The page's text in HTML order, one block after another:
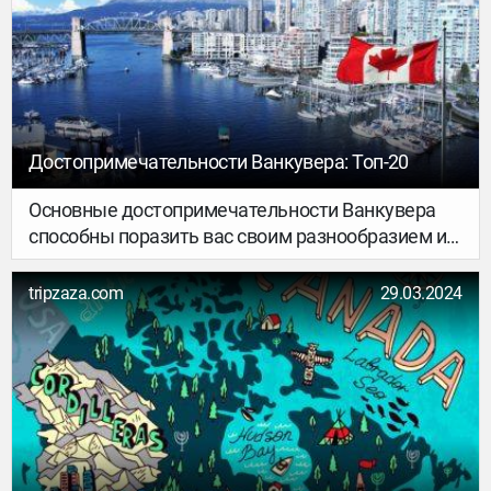
ознакомиться с рейтингом местных красот.
Достопримечательности Ванкувера: Топ-20
Основные достопримечательности Ванкувера
способны поразить вас своим разнообразием и
красотой. Поэтому перед тем, как отправиться в
путешествие, вам стоит решить, что посмотреть
в Ванкувере следует обязательно, а что – лишь
при наличии свободного времени.
tripzaza.com 29.03.2024